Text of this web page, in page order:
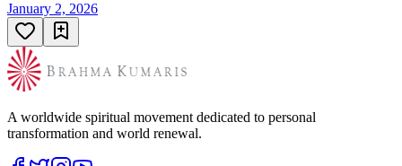
January 2, 2026
A worldwide spiritual movement dedicated to personal
transformation and world renewal.